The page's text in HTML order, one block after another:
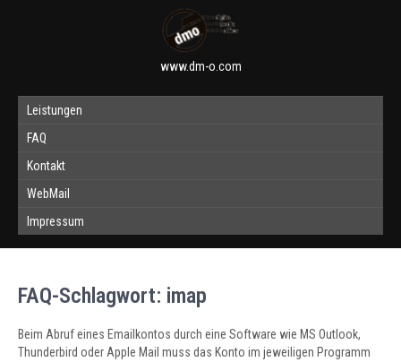
www.dm-o.com
Leistungen
FAQ
Kontakt
WebMail
Impressum
FAQ-Schlagwort: imap
Beim Abruf eines Emailkontos durch eine Software wie MS Outlook,
Thunderbird oder Apple Mail muss das Konto im jeweiligen Programm